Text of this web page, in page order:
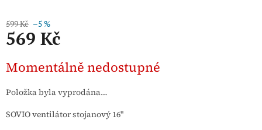
599 Kč –5 %
569 Kč
cena:
Momentálně nedostupné
Položka byla vyprodána…
SOVIO ventilátor stojanový 16"